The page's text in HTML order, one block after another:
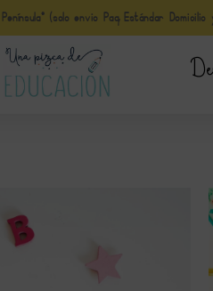
(solo envio Paq Estándar